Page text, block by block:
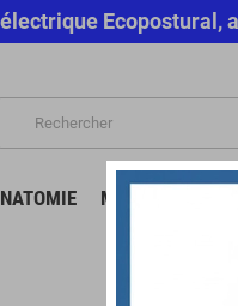
MATÉRIEL